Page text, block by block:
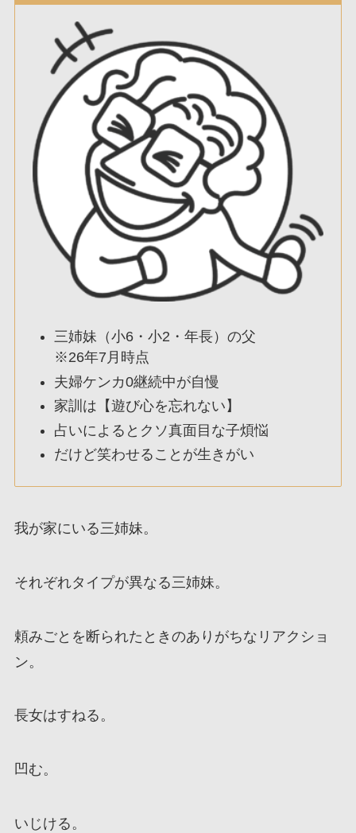
三姉妹（小6・小2・年長）の父
※26年7月時点
夫婦ケンカ0継続中が自慢
家訓は【遊び心を忘れない】
占いによるとクソ真面目な子煩悩
だけど笑わせることが生きがい
我が家にいる三姉妹。
それぞれタイプが異なる三姉妹。
頼みごとを断られたときのありがちなリアクショ
ン。
長女はすねる。
凹む。
いじける。